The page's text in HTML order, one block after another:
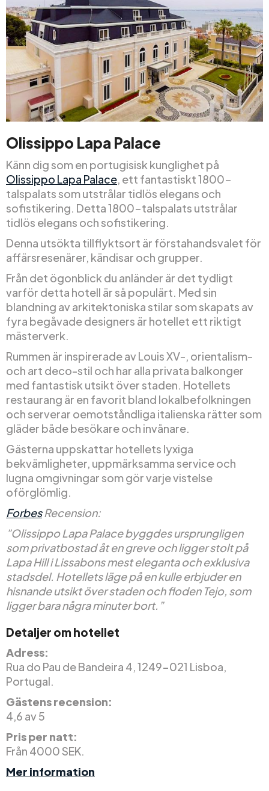
Olissippo Lapa Palace
Känn dig som en portugisisk kunglighet på
Olissippo Lapa Palace, ett fantastiskt 1800-
talspalats som utstrålar tidlös elegans och
sofistikering. Detta 1800-talspalats utstrålar
tidlös elegans och sofistikering.
Denna utsökta tillflyktsort är förstahandsvalet för
affärsresenärer, kändisar och grupper.
Från det ögonblick du anländer är det tydligt
varför detta hotell är så populärt. Med sin
blandning av arkitektoniska stilar som skapats av
fyra begåvade designers är hotellet ett riktigt
mästerverk.
Rummen är inspirerade av Louis XV-, orientalism-
och art deco-stil och har alla privata balkonger
med fantastisk utsikt över staden. Hotellets
restaurang är en favorit bland lokalbefolkningen
och serverar oemotståndliga italienska rätter som
gläder både besökare och invånare.
Gästerna uppskattar hotellets lyxiga
bekvämligheter, uppmärksamma service och
lugna omgivningar som gör varje vistelse
oförglömlig.
Forbes Recension:
”Olissippo Lapa Palace byggdes ursprungligen
som privatbostad åt en greve och ligger stolt på
Lapa Hill i Lissabons mest eleganta och exklusiva
stadsdel. Hotellets läge på en kulle erbjuder en
hisnande utsikt över staden och floden Tejo, som
ligger bara några minuter bort.”
Detaljer om hotellet
Adress:
Rua do Pau de Bandeira 4, 1249-021 Lisboa,
Portugal.
Gästens recension:
4,6 av 5
Pris per natt:
Från 4000 SEK.
Mer information